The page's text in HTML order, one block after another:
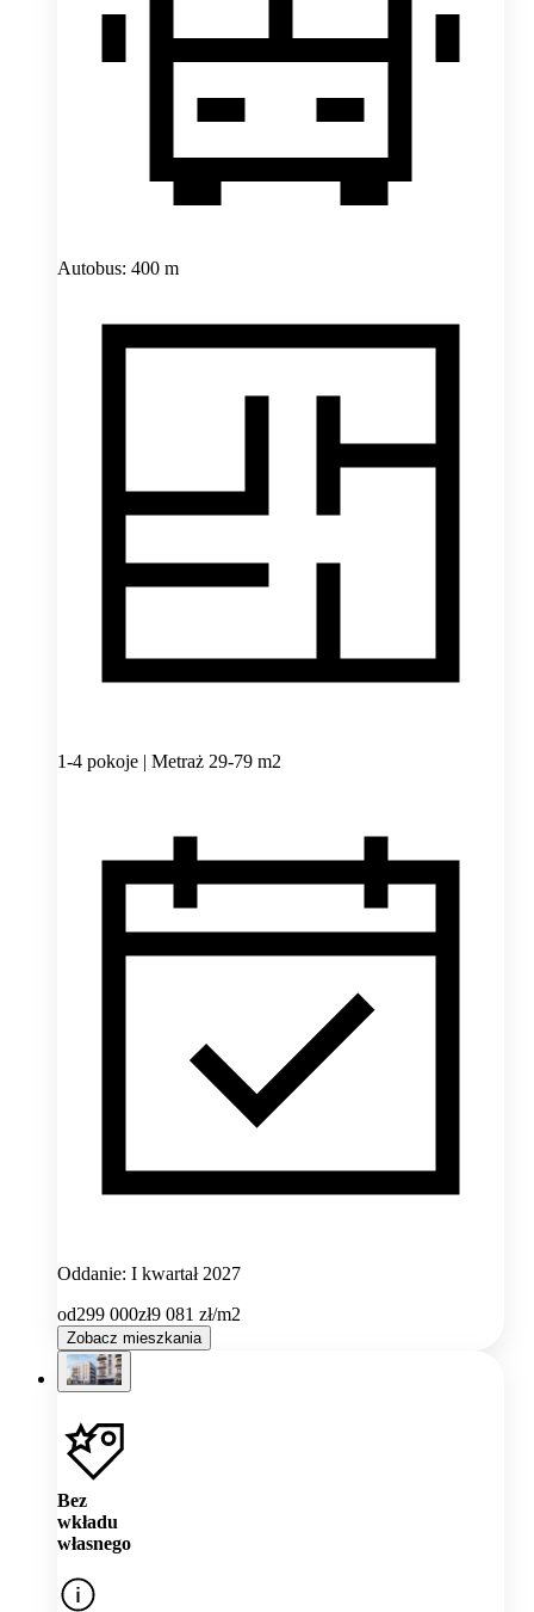
Autobus: 400 m
1-4 pokoje | Metraż 29-79 m2
Oddanie: I kwartał 2027
od299 000zł9 081 zł/m2
Zobacz mieszkania
Bez
wkładu
własnego